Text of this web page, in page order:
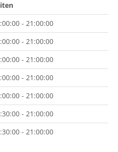
- 21:00:00
- 21:00:00
- 21:00:00
- 21:00:00
- 21:00:00
- 21:00:00
- 21:00:00